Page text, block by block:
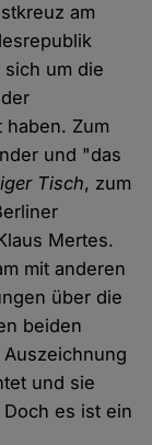
am
um die
Zum
und "das
Tisch, zum
Mertes.
mit anderen
über die
beiden
und sie
es ist ein